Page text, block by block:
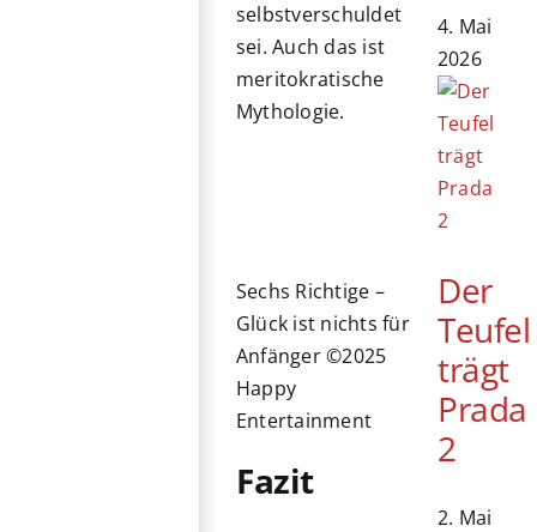
selbstverschuldet
sei. Auch das ist
meritokratische
Mythologie.
Sechs Richtige –
Glück ist nichts für
Anfänger ©2025
Happy
Entertainment
Fazit
4. Mai
2026
Der
Teufel
trägt
Prada
2
2. Mai